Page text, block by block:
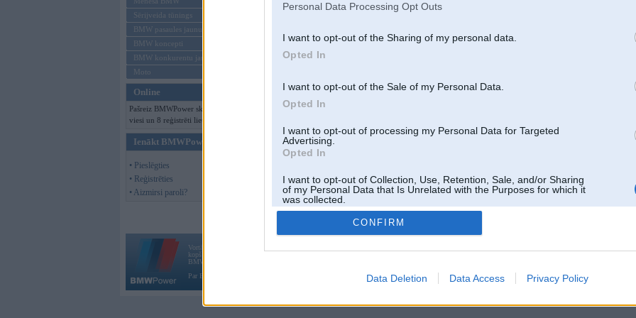
Personal Data Processing Opt Outs
I want to opt-out of the Sharing of my personal data.
Opted In
I want to opt-out of the Sale of my Personal Data.
Opted In
I want to opt-out of processing my Personal Data for Targeted
Advertising.
Opted In
I want to opt-out of Collection, Use, Retention, Sale, and/or Sharing
of my Personal Data that Is Unrelated with the Purposes for which it
was collected.
Opted Out
CONFIRM
Data Deletion Data Access Privacy Policy
Sērijveida tūnings
BMW pasaules jaunumi
BMW koncepti
BMW konkurentu jaunumi
Moto
Online
Pašreiz BMWPower skatās 144
viesi un 8 reģistrēti lietotāji.
Ienākt BMWPower
• Pieslēgties
• Reģistrēties
• Aizmirsi paroli?
Vortāls BMWPower.lv darbojas
kopš 2002. gada 14. maija. Tas nav auto klubs un nav saistīts ar
BMW AG.
Par BMWPower